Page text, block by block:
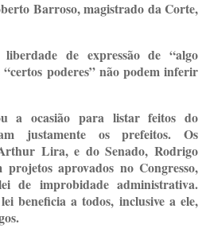
Barroso, magistrado da Corte,
de expressão de “algo
“certos poderes” não podem inferir
a ocasião para listar feitos do
justamente os prefeitos. Os
Lira, e do Senado, Rodrigo
projetos aprovados no Congresso,
de improbidade administrativa.
beneficia a todos, inclusive a ele,